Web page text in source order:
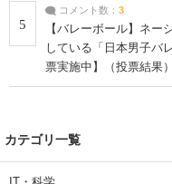
5
コメント数： 3
【バレーボール】ネー
している「日本男子バ
票実施中】（投票結果
カテゴリ一覧